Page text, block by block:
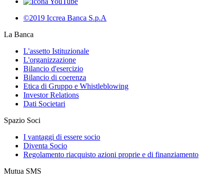
©2019 Iccrea Banca S.p.A
La Banca
L'assetto Istituzionale
L'organizzazione
Bilancio d'esercizio
Bilancio di coerenza
Etica di Gruppo e Whistleblowing
Investor Relations
Dati Societari
Spazio Soci
I vantaggi di essere socio
Diventa Socio
Regolamento riacquisto azioni proprie e di finanziamento
Mutua SMS